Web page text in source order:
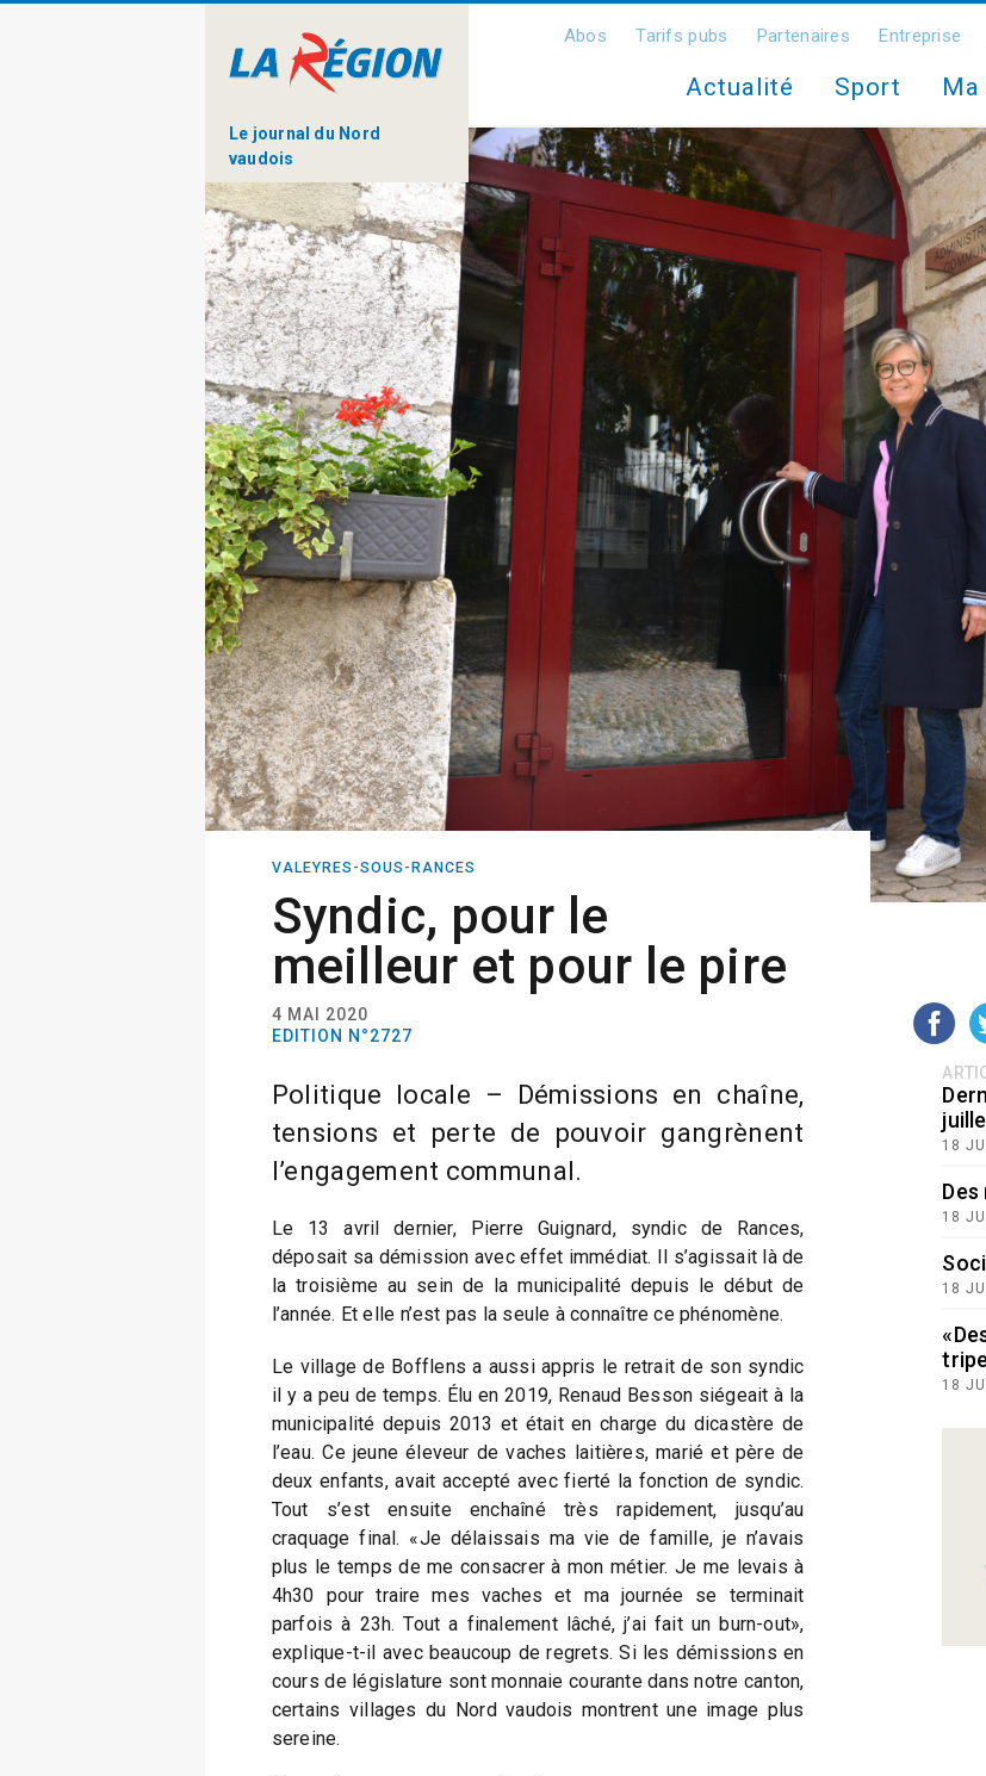
Le journal du Nord
vaudois
Abos Tarifs pubs Partenaires Entreprise
Actualité Sport Ma
VALEYRES-SOUS-RANCES
Syndic, pour le
meilleur et pour le pire
4 MAI 2020
EDITION N°2727
Politique locale – Démissions en chaîne,
tensions et perte de pouvoir gangrènent
l’engagement communal.
Le 13 avril dernier, Pierre Guignard, syndic de Rances,
déposait sa démission avec effet immédiat. Il s’agissait là de
la troisième au sein de la municipalité depuis le début de
l’année. Et elle n’est pas la seule à connaître ce phénomène.
Le village de Bofflens a aussi appris le retrait de son syndic
il y a peu de temps. Élu en 2019, Renaud Besson siégeait à la
municipalité depuis 2013 et était en charge du dicastère de
l’eau. Ce jeune éleveur de vaches laitières, marié et père de
deux enfants, avait accepté avec fierté la fonction de syndic.
Tout s’est ensuite enchaîné très rapidement, jusqu’au
craquage final. «Je délaissais ma vie de famille, je n’avais
plus le temps de me consacrer à mon métier. Je me levais à
4h30 pour traire mes vaches et ma journée se terminait
parfois à 23h. Tout a finalement lâché, j’ai fait un burn-out»,
explique-t-il avec beaucoup de regrets. Si les démissions en
cours de législature sont monnaie courante dans notre canton,
certains villages du Nord vaudois montrent une image plus
sereine.
18
Des
18
18
18